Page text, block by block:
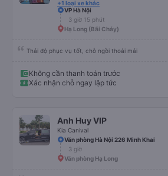
+1 loại xe khác
VP Hà Nội
3 giờ 15 phút
Hạ Long (Bãi Cháy)
Thái độ phục vụ tốt, chỗ ngồi thoải mái
Không cần thanh toán trước
Xác nhận chỗ ngay lập tức
Anh Huy VIP
Kia Canival
Văn phòng Hà Nội 226 Minh Khai
3 giờ
Văn phòng Hạ Long